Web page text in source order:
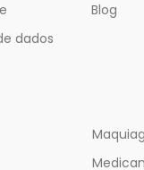
dados
Blog